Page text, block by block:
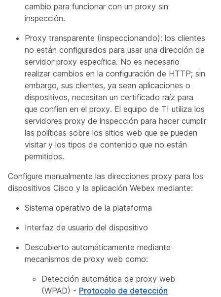
cambio para funcionar con un proxy sin
inspección.
Proxy transparente (inspeccionando): los clientes
no están configurados para usar una dirección de
servidor proxy específica. No es necesario
realizar cambios en la configuración de HTTP; sin
embargo, sus clientes, ya sean aplicaciones o
dispositivos, necesitan un certificado raíz para
que confíen en el proxy. El equipo de TI utiliza los
servidores proxy de inspección para hacer cumplir
las políticas sobre los sitios web que se pueden
visitar y los tipos de contenido que no están
permitidos.
Configure manualmente las direcciones proxy para los
dispositivos Cisco y la aplicación Webex mediante:
Sistema operativo de la plataforma
Interfaz de usuario del dispositivo
Descubierto automáticamente mediante
mecanismos de proxy web como:
Detección automática de proxy web
(WPAD) - Protocolo de detección